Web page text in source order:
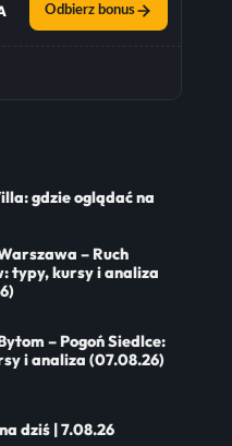
Odbierz bonus
gdzie oglądać na
– Ruch
typy, kursy i analiza
– Pogoń Siedlce:
i analiza (07.08.26)
dziś | 7.08.26